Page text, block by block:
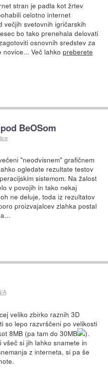
stran je padla kot žrtev
celotno internet
večjih svetovnih igričarskih
bo tako prenehala delovati
osnovnih sredstev za
Več lahko preberete
BeOSom
"neodvisnem" grafičnem
ogledate rezultate testov
sistemom. Na žalost
v povojih in tako nekaj
ne deluje, toda iz rezultatov
proizvajalcev zlahka postal
A
veliko zbirko raznih 3D
so lepo razvrščeni po velikosti
8MB (pa tam do 30MB
).
si jih lahko snamete in
z interneta, si pa še